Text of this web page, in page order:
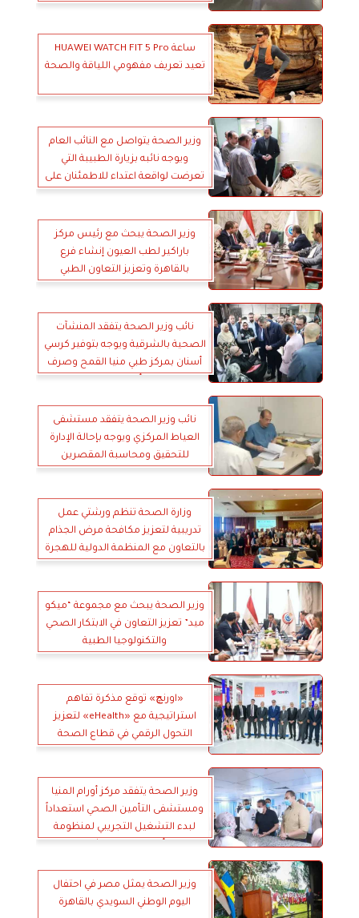
ساعة HUAWEI WATCH FIT 5 Pro
تعيد تعريف مفهومي اللياقة والصحة
وزير الصحة يتواصل مع النائب العام
ويوجه نائبه بزيارة الطبيبة التي
تعرضت لواقعة اعتداء للاطمئنان على
وزير الصحة يبحث مع رئيس مركز
باراكير لطب العيون إنشاء فرع
بالقاهرة وتعزيز التعاون الطبي
نائب وزير الصحة يتفقد المنشآت
الصحية بالشرقية ويوجه بتوفير كرسي
أسنان بمركز طبي منيا القمح وصرف
نائب وزير الصحة يتفقد مستشفى
العياط المركزي ويوجه بإحالة الإدارة
للتحقيق ومحاسبة المقصرين
وزارة الصحة تنظم ورشتي عمل
تدريبية لتعزيز مكافحة مرض الجذام
بالتعاون مع المنظمة الدولية للهجرة
وزير الصحة يبحث مع مجموعة “ميكو
ميد” تعزيز التعاون في الابتكار الصحي
والتكنولوجيا الطبية
«اورنچ» توقع مذكرة تفاهم
استراتيجية مع «eHealth» لتعزيز
التحول الرقمي في قطاع الصحة
وزير الصحة يتفقد مركز أورام المنيا
ومستشفى التأمين الصحي استعداداً
لبدء التشغيل التجريبي لمنظومة
وزير الصحة يمثل مصر في احتفال
اليوم الوطني السويدي بالقاهرة